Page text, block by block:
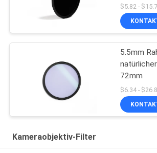
$5.82 -
5.5mm
72mm
$6.34 -
Kameraobjektiv-Filter